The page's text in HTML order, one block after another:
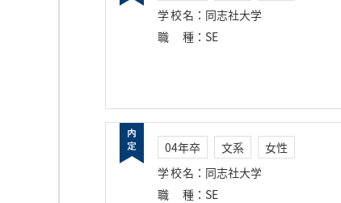
学校名 ： 同志社大学
職種 ： SE
04年卒 文系
女性
学校名 ： 同志社大学
職種 ： SE